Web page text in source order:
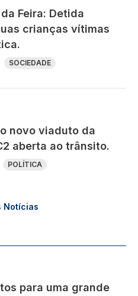
Feira: Detida
crianças vítimas
SOCIEDADE
novo viaduto da
aberta ao trânsito.
POLÍTICA
Notícias
para uma grande